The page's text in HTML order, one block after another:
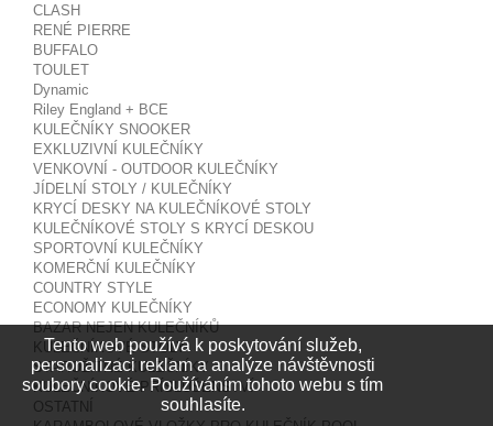
CLASH
RENÉ PIERRE
BUFFALO
TOULET
Dynamic
Riley England + BCE
KULEČNÍKY SNOOKER
EXKLUZIVNÍ KULEČNÍKY
VENKOVNÍ - OUTDOOR KULEČNÍKY
JÍDELNÍ STOLY / KULEČNÍKY
KRYCÍ DESKY NA KULEČNÍKOVÉ STOLY
KULEČNÍKOVÉ STOLY S KRYCÍ DESKOU
SPORTOVNÍ KULEČNÍKY
KOMERČNÍ KULEČNÍKY
COUNTRY STYLE
ECONOMY KULEČNÍKY
BAZAR NEJEN KULEČNÍKŮ
KULEČNÍKOVÉ STOLY
STAROŽITNÉ KULEČNÍKY
KULEČNÍKOVÉ PŘÍSLUŠENSTVÍ
OSTATNÍ
Tento web používá k poskytování služeb,
personalizaci reklam a analýze návštěvnosti
soubory cookie. Používáním tohoto webu s tím
souhlasíte.